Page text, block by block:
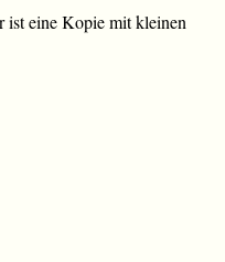
ist eine Kopie mit kleinen